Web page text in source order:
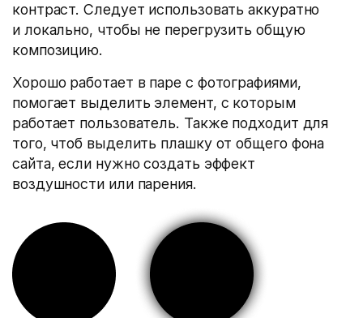
контраст. Следует использовать аккуратно
и локально, чтобы не перегрузить общую
композицию.
Хорошо работает в паре с фотографиями,
помогает выделить элемент, с которым
работает пользователь. Также подходит для
того, чтоб выделить плашку от общего фона
сайта, если нужно создать эффект
воздушности или парения.